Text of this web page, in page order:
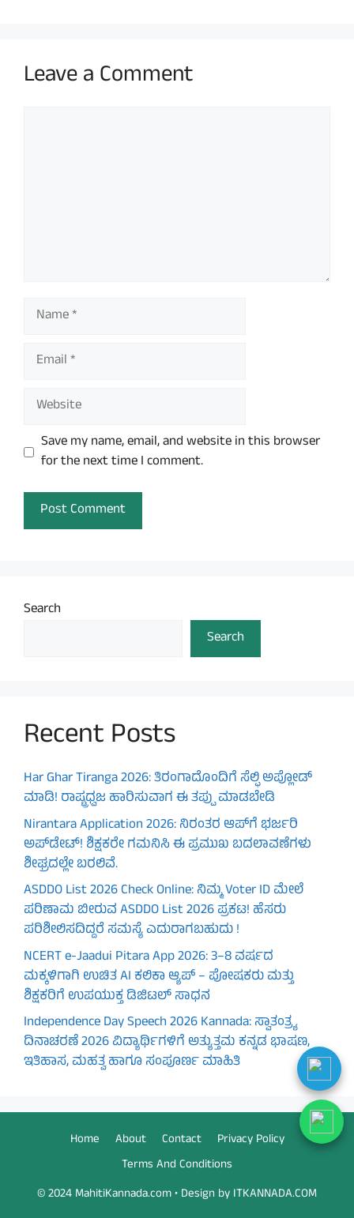
Leave a Comment
Name
Email
Website
Save my name, email, and website in this browser
for the next time I comment.
Search
Search
Recent Posts
Har Ghar Tiranga 2026: ತಿರಂಗಾದೊಂದಿಗೆ ಸೆಲ್ಫಿ ಅಪ್ಲೋಡ್
ಮಾಡಿ! ರಾಷ್ಟ್ರಧ್ವಜ ಹಾರಿಸುವಾಗ ಈ ತಪ್ಪು ಮಾಡಬೇಡಿ
Nirantara Application 2026: ನಿರಂತರ ಆಪ್‌ಗೆ ಭರ್ಜರಿ
ಅಪ್‌ಡೇಟ್! ಶಿಕ್ಷಕರೇ ಗಮನಿಸಿ ಈ ಪ್ರಮುಖ ಬದಲಾವಣೆಗಳು
ಶೀಘ್ರದಲ್ಲೇ ಬರಲಿವೆ.
ASDDO List 2026 Check Online: ನಿಮ್ಮ Voter ID ಮೇಲೆ
ಪರಿಣಾಮ ಬೀರುವ ASDDO List 2026 ಪ್ರಕಟ! ಹೆಸರು
ಪರಿಶೀಲಿಸದಿದ್ದರೆ ಸಮಸ್ಯೆ ಎದುರಾಗಬಹುದು !
NCERT e-Jaadui Pitara App 2026: 3–8 ವರ್ಷದ
ಮಕ್ಕಳಿಗಾಗಿ ಉಚಿತ AI ಕಲಿಕಾ ಆ್ಯಪ್ – ಪೋಷಕರು ಮತ್ತು
ಶಿಕ್ಷಕರಿಗೆ ಉಪಯುಕ್ತ ಡಿಜಿಟಲ್ ಸಾಧನ
Independence Day Speech 2026 Kannada: ಸ್ವಾತಂತ್ರ್ಯ
ದಿನಾಚರಣೆ 2026 ವಿದ್ಯಾರ್ಥಿಗಳಿಗೆ ಅತ್ಯುತ್ತಮ ಕನ್ನಡ ಭಾಷಣ,
ಇತಿಹಾಸ, ಮಹತ್ವ ಹಾಗೂ ಸಂಪೂರ್ಣ ಮಾಹಿತಿ
Home About Contact
Privacy Policy
Terms And Conditions
© 2024 MahitiKannada.com • Design by ITKANNADA.COM